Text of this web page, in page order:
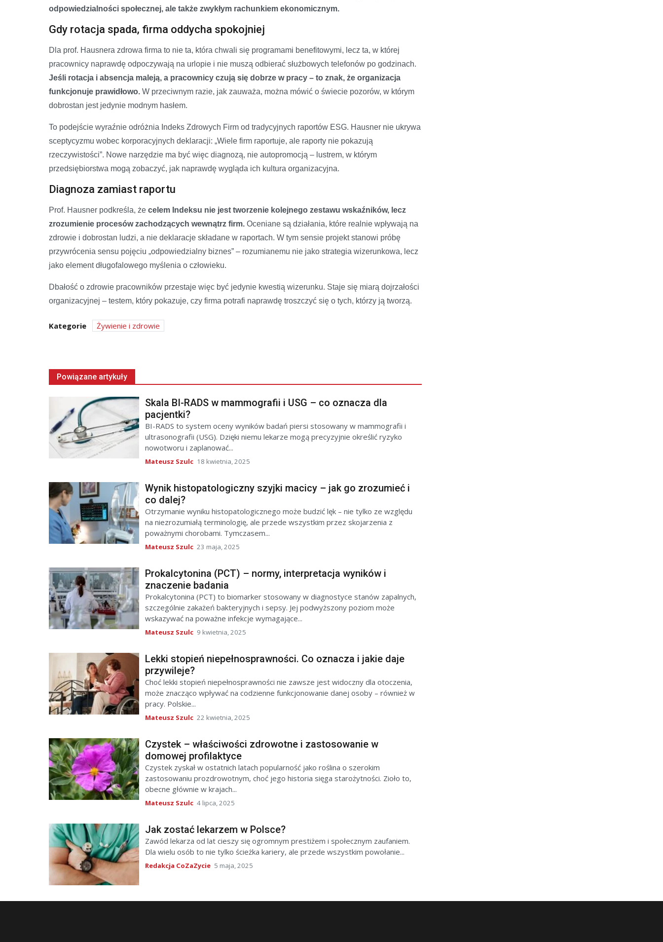
odpowiedzialności społecznej, ale także zwykłym rachunkiem ekonomicznym.
Gdy rotacja spada, firma oddycha spokojniej
Dla prof. Hausnera zdrowa firma to nie ta, która chwali się programami benefitowymi, lecz ta, w której
pracownicy naprawdę odpoczywają na urlopie i nie muszą odbierać służbowych telefonów po godzinach.
Jeśli rotacja i absencja maleją, a pracownicy czują się dobrze w pracy – to znak, że organizacja
funkcjonuje prawidłowo. W przeciwnym razie, jak zauważa, można mówić o świecie pozorów, w którym
dobrostan jest jedynie modnym hasłem.
To podejście wyraźnie odróżnia Indeks Zdrowych Firm od tradycyjnych raportów ESG. Hausner nie ukrywa
sceptycyzmu wobec korporacyjnych deklaracji: „Wiele firm raportuje, ale raporty nie pokazują
rzeczywistości”. Nowe narzędzie ma być więc diagnozą, nie autopromocją – lustrem, w którym
przedsiębiorstwa mogą zobaczyć, jak naprawdę wygląda ich kultura organizacyjna.
Diagnoza zamiast raportu
Prof. Hausner podkreśla, że celem Indeksu nie jest tworzenie kolejnego zestawu wskaźników, lecz
zrozumienie procesów zachodzących wewnątrz firm. Oceniane są działania, które realnie wpływają na
zdrowie i dobrostan ludzi, a nie deklaracje składane w raportach. W tym sensie projekt stanowi próbę
przywrócenia sensu pojęciu „odpowiedzialny biznes” – rozumianemu nie jako strategia wizerunkowa, lecz
jako element długofalowego myślenia o człowieku.
Dbałość o zdrowie pracowników przestaje więc być jedynie kwestią wizerunku. Staje się miarą dojrzałości
organizacyjnej – testem, który pokazuje, czy firma potrafi naprawdę troszczyć się o tych, którzy ją tworzą.
Kategorie Żywienie i zdrowie
Powiązane artykuły
Skala BI-RADS w mammografii i USG – co oznacza dla
pacjentki?
BI-RADS to system oceny wyników badań piersi stosowany w mammografii i
ultrasonografii (USG). Dzięki niemu lekarze mogą precyzyjnie określić ryzyko
nowotworu i zaplanować...
Mateusz Szulc 18 kwietnia, 2025
Wynik histopatologiczny szyjki macicy – jak go zrozumieć i
co dalej?
Otrzymanie wyniku histopatologicznego może budzić lęk – nie tylko ze względu
na niezrozumiałą terminologię, ale przede wszystkim przez skojarzenia z
poważnymi chorobami. Tymczasem...
Mateusz Szulc 23 maja, 2025
Prokalcytonina (PCT) – normy, interpretacja wyników i
znaczenie badania
Prokalcytonina (PCT) to biomarker stosowany w diagnostyce stanów zapalnych,
szczególnie zakażeń bakteryjnych i sepsy. Jej podwyższony poziom może
wskazywać na poważne infekcje wymagające...
Mateusz Szulc 9 kwietnia, 2025
Lekki stopień niepełnosprawności. Co oznacza i jakie daje
przywileje?
Choć lekki stopień niepełnosprawności nie zawsze jest widoczny dla otoczenia,
może znacząco wpływać na codzienne funkcjonowanie danej osoby – również w
pracy. Polskie...
Mateusz Szulc 22 kwietnia, 2025
Czystek – właściwości zdrowotne i zastosowanie w
domowej profilaktyce
Czystek zyskał w ostatnich latach popularność jako roślina o szerokim
zastosowaniu prozdrowotnym, choć jego historia sięga starożytności. Zioło to,
obecne głównie w krajach...
Mateusz Szulc 4 lipca, 2025
Jak zostać lekarzem w Polsce?
Zawód lekarza od lat cieszy się ogromnym prestiżem i społecznym zaufaniem.
Dla wielu osób to nie tylko ścieżka kariery, ale przede wszystkim powołanie...
Redakcja CoZaZycie 5 maja, 2025